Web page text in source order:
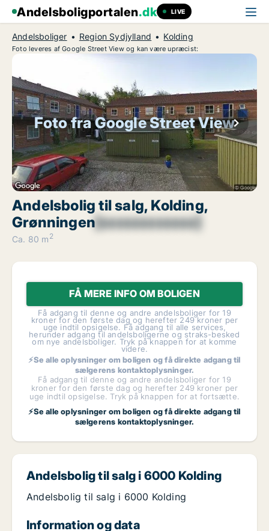
Andelsboligportalen.dk LIVE
Andelsboliger Region Sydjylland Kolding
Foto leveres af Google Street View og kan være upræcist:
Foto fra Google Street View
Andelsbolig til salg, Kolding,
Grønningen[xxxxxxxxxxxx]
Ca. 80 m 2
FÅ MERE INFO OM BOLIGEN
Få adgang til denne og andre andelsboliger for 19
kroner for den første dag og herefter 249 kroner per
uge indtil opsigelse. Få adgang til alle services,
herunder adgang til andelsboligerne og straks-besked
om nye andelsboliger. Tryk på knappen for at komme
videre.
⚡Se alle oplysninger om boligen og få direkte adgang til
sælgerens kontaktoplysninger.
Få adgang til denne og andre andelsboliger for 19
kroner for den første dag og herefter 249 kroner per
uge indtil opsigelse. Tryk på knappen for at fortsætte.
⚡Se alle oplysninger om boligen og få direkte adgang til
sælgerens kontaktoplysninger.
Andelsbolig til salg i 6000 Kolding
Andelsbolig til salg i 6000 Kolding
Information og data